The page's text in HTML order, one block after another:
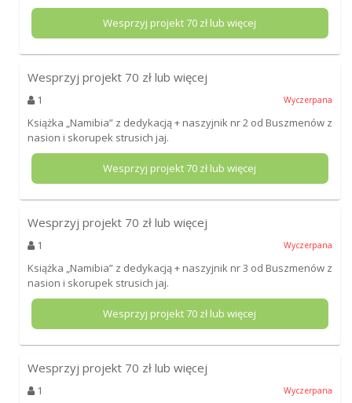
Wesprzyj projekt70 zł lub więcej
Wesprzyj projekt 70 zł lub więcej
1 Wyczerpana
Książka „Namibia” z dedykacją + naszyjnik nr 2 od Buszmenów z
nasion i skorupek strusich jaj.
Wesprzyj projekt70 zł lub więcej
Wesprzyj projekt 70 zł lub więcej
1 Wyczerpana
Książka „Namibia” z dedykacją + naszyjnik nr 3 od Buszmenów z
nasion i skorupek strusich jaj.
Wesprzyj projekt70 zł lub więcej
Wesprzyj projekt 70 zł lub więcej
1 Wyczerpana